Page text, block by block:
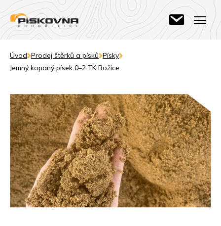
Úvod Prodej štěrků a písků Písky
Jemný kopaný písek 0–2 TK Božice